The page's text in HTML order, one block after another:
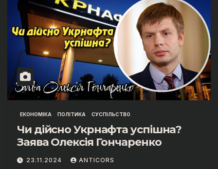
ЕКОНОМІКА ПОЛІТИКА СУСПІЛЬСТВО
Чи дійсно Укрнафта успішна?
Заява Олексія Гончаренко
23.11.2024 ANTICORS